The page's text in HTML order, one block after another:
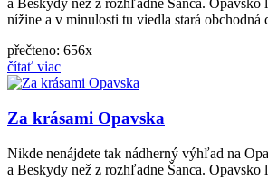
a Beskydy než z rozhľadne Šanca. Opavsko
nížine a v minulosti tu viedla stará obchodná
přečteno: 656x
čítať viac
Za krásami Opavska
Nikde nenájdete tak nádherný výhľad na
a Beskydy než z rozhľadne Šanca. Opavsko